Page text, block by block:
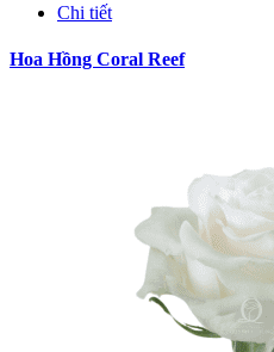
Chi tiết
Hoa Hồng Coral Reef